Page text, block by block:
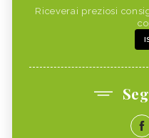
Riceverai preziosi